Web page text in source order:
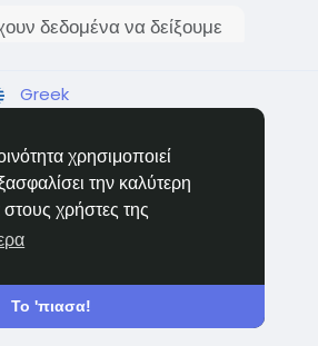
χρησιμοποιεί
την καλύτερη
στους χρήστες της
Το 'πιασα!
δεδομένα να δείξουμε
Greek